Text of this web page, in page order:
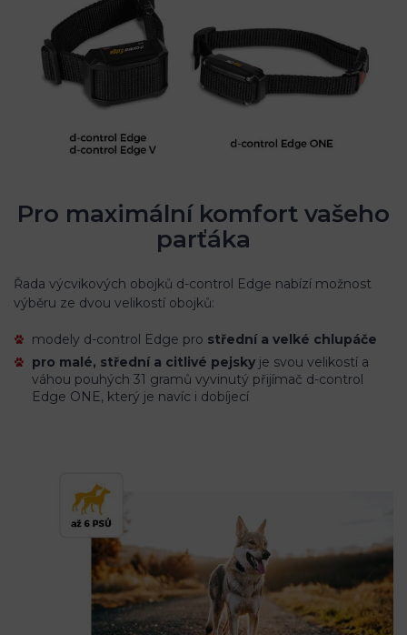
Pro maximální komfort vašeho
parťáka
Řada výcvikových obojků d-control Edge nabízí možnost
výběru ze dvou velikostí obojků:
modely d-control Edge pro střední a velké chlupáče
pro malé, střední a citlivé pejsky je svou velikostí a
váhou pouhých 31 gramů vyvinutý přijímač d-control
Edge ONE, který je navíc i dobíjecí